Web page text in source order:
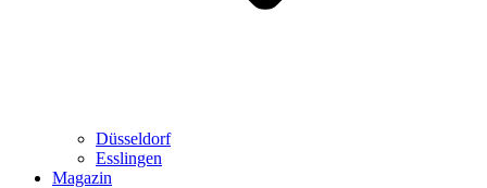
Düsseldorf
Esslingen
Magazin